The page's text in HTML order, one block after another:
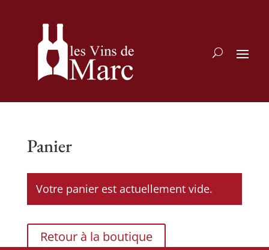
Panier
Votre panier est actuellement vide.
Retour à la boutique